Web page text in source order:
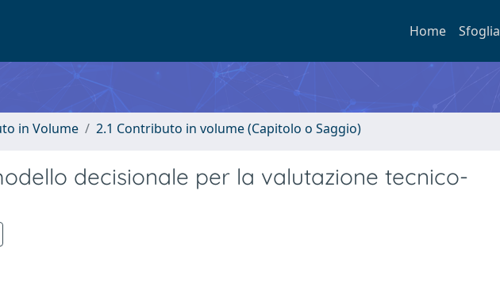
Home Sfoglia
in Volume 2.1 Contributo in volume (Capitolo o Saggio)
decisionale per la valutazione tecnico-